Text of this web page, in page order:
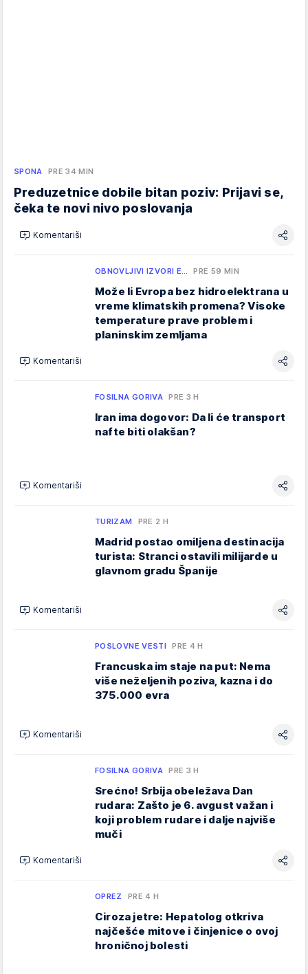
SPONA PRE 34 MIN
Preduzetnice dobile bitan poziv: Prijavi se,
čeka te novi nivo poslovanja
Komentariši
OBNOVLJIVI IZVORI E… PRE 59 MIN
Može li Evropa bez hidroelektrana u
vreme klimatskih promena? Visoke
temperature prave problem i
planinskim zemljama
Komentariši
FOSILNA GORIVA PRE 3 H
Iran ima dogovor: Da li će transport
nafte biti olakšan?
Komentariši
TURIZAM PRE 2 H
Madrid postao omiljena destinacija
turista: Stranci ostavili milijarde u
glavnom gradu Španije
Komentariši
POSLOVNE VESTI PRE 4 H
Francuska im staje na put: Nema
više neželjenih poziva, kazna i do
375.000 evra
Komentariši
FOSILNA GORIVA PRE 3 H
Srećno! Srbija obeležava Dan
rudara: Zašto je 6. avgust važan i
koji problem rudare i dalje najviše
muči
Komentariši
OPREZ PRE 4 H
Ciroza jetre: Hepatolog otkriva
najčešće mitove i činjenice o ovoj
hroničnoj bolesti